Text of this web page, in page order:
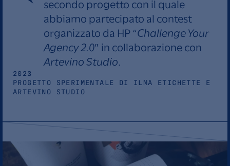
secondo progetto con il quale
abbiamo partecipato al contest
organizzato da HP “Challenge Your
Agency 2.0” in collaborazione con
Artevino Studio.
2023
PROGETTO SPERIMENTALE DI ILMA ETICHETTE E
ARTEVINO STUDIO